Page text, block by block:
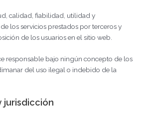
calidad, fiabilidad, utilidad y
los servicios prestados por terceros y
de los usuarios en el sitio web.
responsable bajo ningún concepto de los
del uso ilegal o indebido de la
jurisdicción